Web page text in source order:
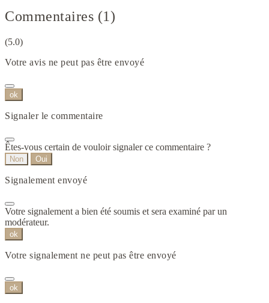
Commentaires (1)
(5.0)
Votre avis ne peut pas être envoyé
ok
Signaler le commentaire
Êtes-vous certain de vouloir signaler ce commentaire ?
Non Oui
Signalement envoyé
Votre signalement a bien été soumis et sera examiné par un
modérateur.
ok
Votre signalement ne peut pas être envoyé
ok